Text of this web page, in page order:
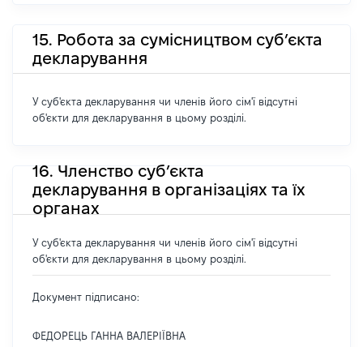
15. Робота за сумісництвом суб’єкта
декларування
У суб'єкта декларування чи членів його сім'ї відсутні
об'єкти для декларування в цьому розділі.
16. Членство суб’єкта
декларування в організаціях та їх
органах
У суб'єкта декларування чи членів його сім'ї відсутні
об'єкти для декларування в цьому розділі.
Документ підписано:
ФЕДОРЕЦЬ ГАННА ВАЛЕРІЇВНА